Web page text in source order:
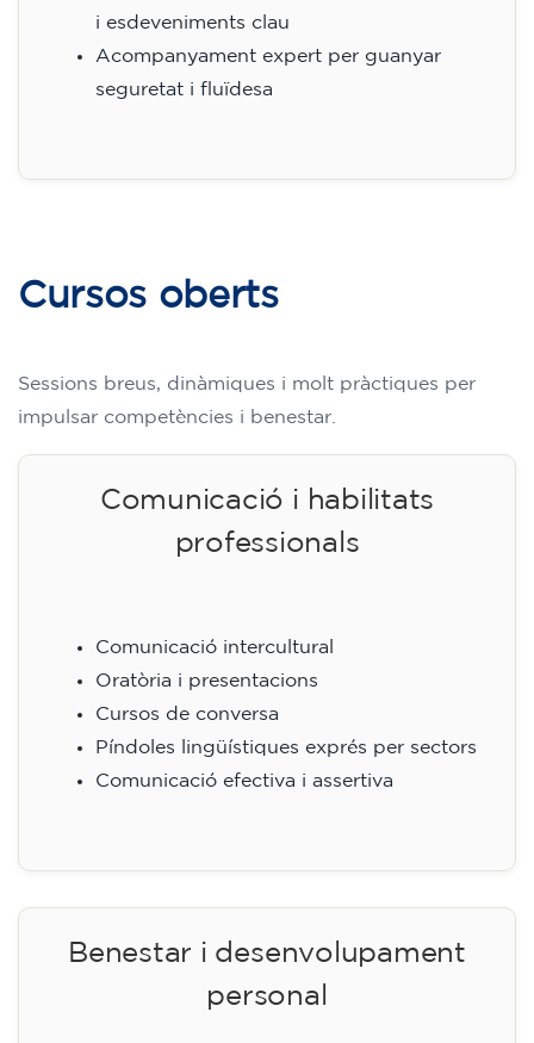
i esdeveniments clau
Acompanyament expert per guanyar
seguretat i fluïdesa
Cursos oberts
Sessions breus, dinàmiques i molt pràctiques per
impulsar competències i benestar.
Comunicació i habilitats
professionals
Comunicació intercultural
Oratòria i presentacions
Cursos de conversa
Píndoles lingüístiques exprés per sectors
Comunicació efectiva i assertiva
Benestar i desenvolupament
personal